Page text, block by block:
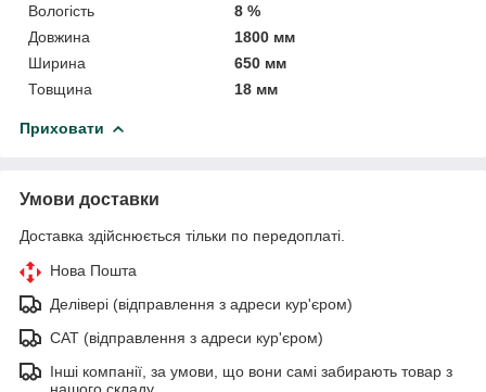
Вологість
8 %
Довжина
1800 мм
Ширина
650 мм
Товщина
18 мм
Приховати
Умови доставки
Доставка здійснюється тільки по передоплаті.
Нова Пошта
Делівері (відправлення з адреси кур'єром)
САТ (відправлення з адреси кур'єром)
Інші компанії, за умови, що вони самі забирають товар з
нашого складу